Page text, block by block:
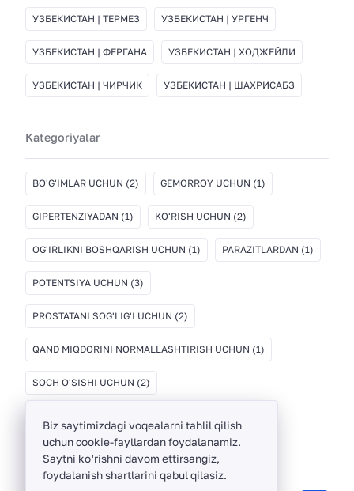
УЗБЕКИСТАН | ТЕРМЕЗ УЗБЕКИСТАН | УРГЕНЧ
УЗБЕКИСТАН | ФЕРГАНА УЗБЕКИСТАН | ХОДЖЕЙЛИ
УЗБЕКИСТАН | ЧИРЧИК УЗБЕКИСТАН | ШАХРИСАБЗ
Kategoriyalar
BO'G'IMLAR UCHUN (2) GEMORROY UCHUN (1)
GIPERTENZIYADAN (1) KO'RISH UCHUN (2)
OG'IRLIKNI BOSHQARISH UCHUN (1) PARAZITLARDAN (1)
POTENTSIYA UCHUN (3)
PROSTATANI SOG'LIG'I UCHUN (2)
QAND MIQDORINI NORMALLASHTIRISH UCHUN (1)
SOCH O'SISHI UCHUN (2)
Biz saytimizdagi voqealarni tahlil qilish
uchun cookie-fayllardan foydalanamiz.
Saytni ko‘rishni davom ettirsangiz,
foydalanish shartlarini qabul qilasiz.